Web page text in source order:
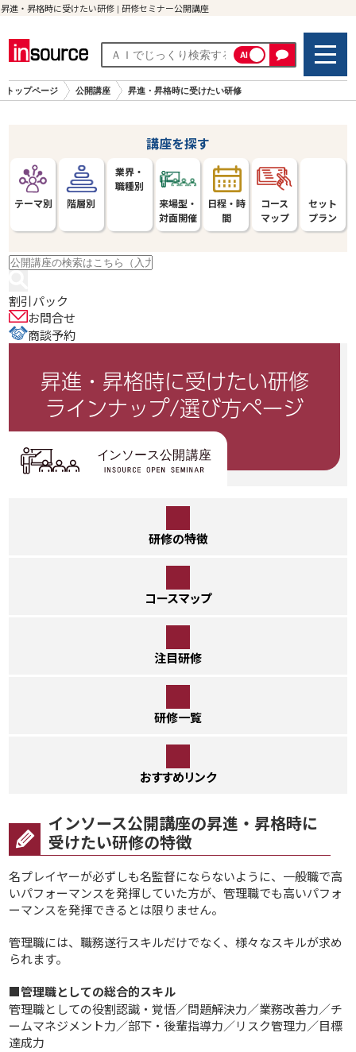
昇進・昇格時に受けたい研修 | 研修セミナー公開講座
AI
トップページ 公開講座 昇進・昇格時に受けたい研修
講座を探す
テーマ別 階層別
業界・
職種別
来場型・
対面開催
日程・時
間
コース
マップ
セット
プラン
割引パック
お問合せ
商談予約
昇進・昇格時に受けたい研修
ラインナップ/選び方ページ
研修の特徴
コースマップ
注目研修
研修一覧
おすすめリンク
インソース公開講座の昇進・昇格時に
受けたい研修の特徴
名プレイヤーが必ずしも名監督にならないように、一般職で高
いパフォーマンスを発揮していた方が、管理職でも高いパフォ
ーマンスを発揮できるとは限りません。
管理職には、職務遂行スキルだけでなく、様々なスキルが求め
られます。
■管理職としての総合的スキル
管理職としての役割認識・覚悟／問題解決力／業務改善力／チ
ームマネジメント力／部下・後輩指導力／リスク管理力／目標
達成力